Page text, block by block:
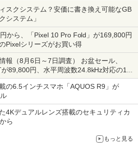
スクシステム？安価に書き換え可能なGB
システム」
から、「Pixel 10 Pro Fold」が169,800円
Pixelシリーズがお買い得
報（8月6日～7日調査） お盆セール、
89,800円、水平周波数24.8kHz対応の17
暑さ指数連動セール ほか
の6.5インチスマホ「AQUOS R9」が
4Kデュアルレンズ搭載のセキュリティカ
ら
もっと見る